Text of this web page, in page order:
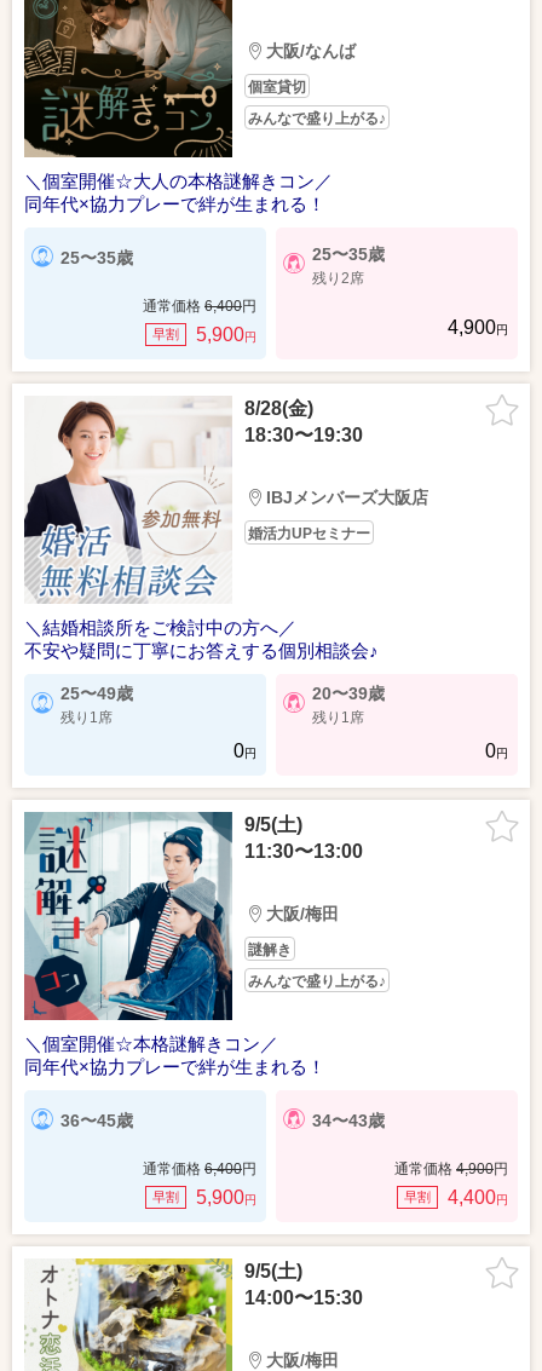
大阪/なんば
個室貸切
みんなで盛り上がる♪
＼個室開催☆大人の本格謎解きコン／
同年代×協力プレーで絆が生まれる！
25〜35歳
通常価格 6,400円
早割 5,900円
25〜35歳
残り2席
4,900円
8/28(金)
18:30〜19:30
IBJメンバーズ大阪店
婚活力UPセミナー
＼結婚相談所をご検討中の方へ／
不安や疑問に丁寧にお答えする個別相談会♪
25〜49歳
残り1席
0円
20〜39歳
残り1席
0円
9/5(土)
11:30〜13:00
大阪/梅田
謎解き
みんなで盛り上がる♪
＼個室開催☆本格謎解きコン／
同年代×協力プレーで絆が生まれる！
36〜45歳
通常価格 6,400円
早割 5,900円
34〜43歳
通常価格 4,900円
早割 4,400円
9/5(土)
14:00〜15:30
大阪/梅田